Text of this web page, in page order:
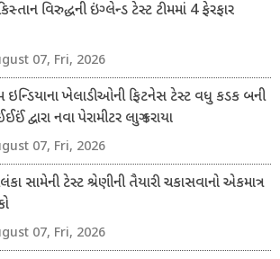
વિરુદ્ધની ઇંગ્લેન્ડ ટેસ્ટ ટીમમાં 4 ફેરફાર
07, Fri, 2026
ઇન્ડિયાના ખેલાડીઓની ફિટનેસ ટેસ્ટ વધુ કડક બની
દ્વારા નવા પેરામીટર લાગુ કરાયા
07, Fri, 2026
સામેની ટેસ્ટ શ્રેણીની તૈયારી ચકાસવાનો એકમાત્ર
07, Fri, 2026